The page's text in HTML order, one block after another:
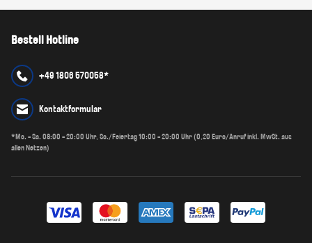
Bestell Hotline
+49 1806 570058*
Kontaktformular
*Mo. - Sa. 08:00 - 20:00 Uhr, So./Feiertag 10:00 - 20:00 Uhr (0,20 Euro/Anruf inkl. MwSt. aus
allen Netzen)